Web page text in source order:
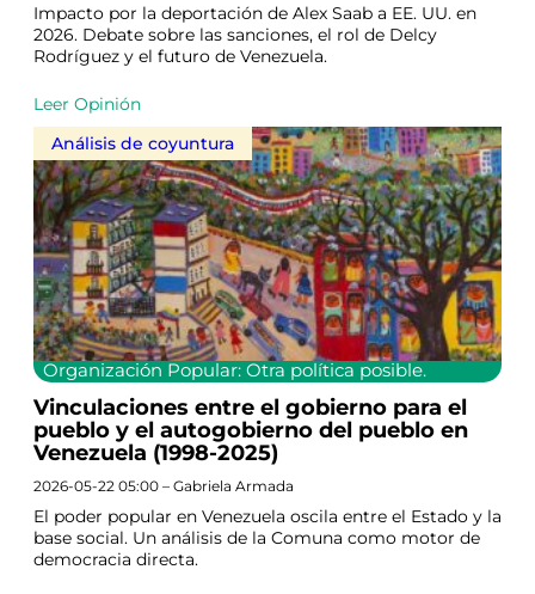
Impacto por la deportación de Alex Saab a EE. UU. en
2026. Debate sobre las sanciones, el rol de Delcy
Rodríguez y el futuro de Venezuela.
Leer Opinión
Análisis de coyuntura
Organización Popular: Otra política posible.
Vinculaciones entre el gobierno para el
pueblo y el autogobierno del pueblo en
Venezuela (1998-2025)
2026-05-22 05:00 – Gabriela Armada
El poder popular en Venezuela oscila entre el Estado y la
base social. Un análisis de la Comuna como motor de
democracia directa.